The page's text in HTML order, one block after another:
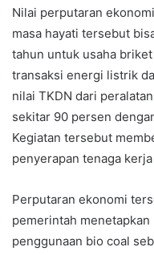
Nilai perputaran
masa hayati tersebut
tahun untuk usaha
transaksi energi listrik
nilai TKDN dari
sekitar 90 persen
Kegiatan tersebut
penyerapan tenaga
Perputaran ekonomi
pemerintah
penggunaan bio coal